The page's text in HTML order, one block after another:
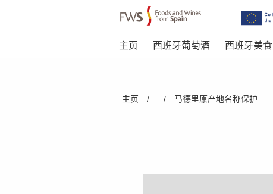
主页 西班牙葡萄酒 西班牙美食
You are here
主页 / / 马德里原产地名称保护